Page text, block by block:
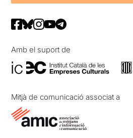
Amb el suport de
Mitjà de comunicació associat a